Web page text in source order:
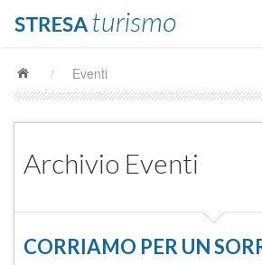
/ Eventi
Archivio Eventi
CORRIAMO PER UN